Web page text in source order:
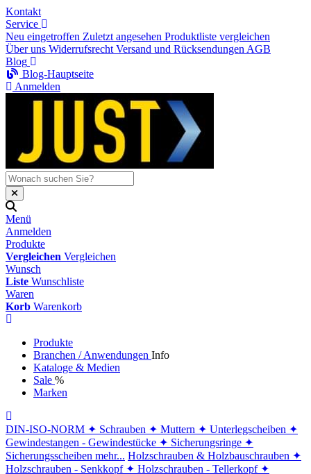
Kontakt
Service
Neu eingetroffen Zuletzt angesehen Produktliste vergleichen
Über uns Widerrufsrecht Versand und Rücksendungen AGB
Blog
Blog-Hauptseite
Anmelden
Menü
Anmelden
Produkte
Vergleichen Vergleichen
Wunsch
Liste Wunschliste
Waren
Korb Warenkorb
Produkte
Branchen / Anwendungen Info
Kataloge & Medien
Sale %
Marken
DIN-ISO-NORM ✦ Schrauben ✦ Muttern ✦ Unterlegscheiben ✦
Gewindestangen - Gewindestücke ✦ Sicherungsringe ✦
Sicherungsscheiben mehr... Holzschrauben & Holzbauschrauben ✦
Holzschrauben - Senkkopf ✦ Holzschrauben - Tellerkopf ✦